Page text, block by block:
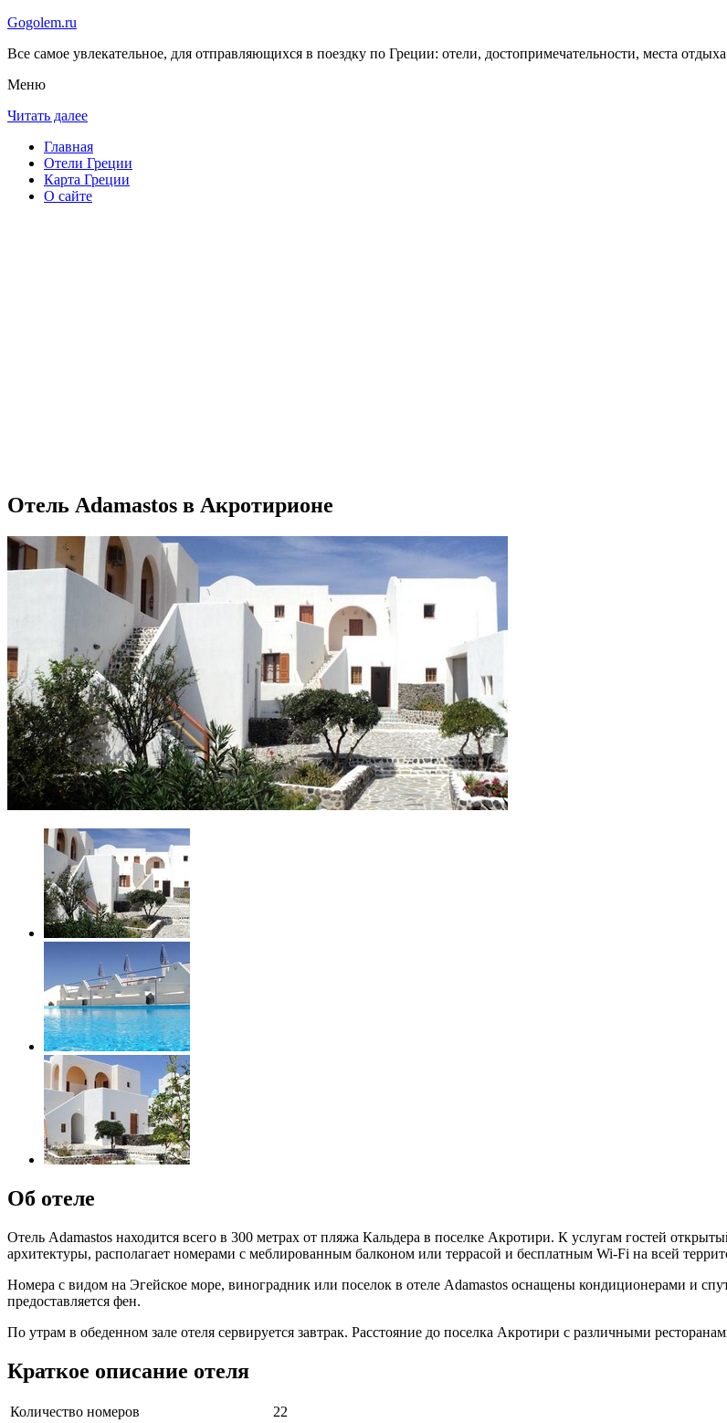
Gogolem.ru
Все самое увлекательное, для отправляющихся в поездку по Греции: отели, достопримечательности, места
Меню
Читать далее
Главная
Отели Греции
Карта Греции
О сайте
Отель Adamastos в Акротирионе
Об отеле
Отель Adamastos находится всего в 300 метрах от пляжа Кальдера в поселке Акротири. К услугам гостей
архитектуры, располагает номерами с меблированным балконом или террасой и бесплатным Wi-Fi на всей
Номера с видом на Эгейское море, виноградник или поселок в отеле Adamastos оснащены кондиционерами и
предоставляется фен.
По утрам в обеденном зале отеля сервируется завтрак. Расстояние до поселка Акротири с различными
Краткое описание отеля
Количество номеров
22